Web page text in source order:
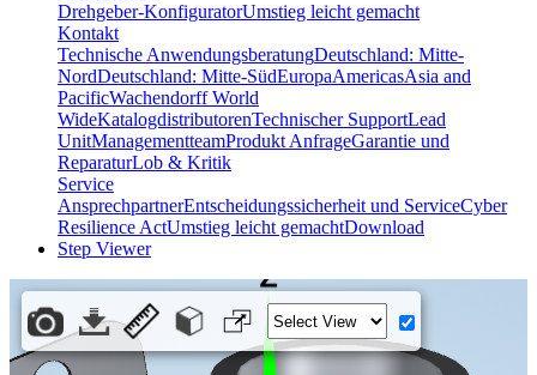
Drehgeber-KonfiguratorUmstieg leicht gemacht
Kontakt
Technische AnwendungsberatungDeutschland: Mitte-
NordDeutschland: Mitte-SüdEuropaAmericasAsia and
PacificWachendorff World
WideKatalogdistributorenTechnischer SupportLead
UnitManagementteamProdukt AnfrageGarantie und
ReparaturLob & Kritik
Service
AnsprechpartnerEntscheidungssicherheit und ServiceCyber
Resilience ActUmstieg leicht gemachtDownload
Step Viewer